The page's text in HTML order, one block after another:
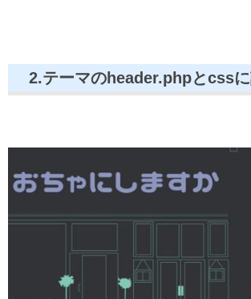
2.テーマのheader.phpとcss